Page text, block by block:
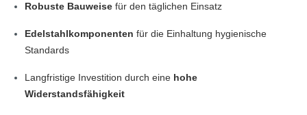
Robuste Bauweise für den täglichen Einsatz
Edelstahlkomponenten für die Einhaltung hygienische
Standards
Langfristige Investition durch eine hohe
Widerstandsfähigkeit